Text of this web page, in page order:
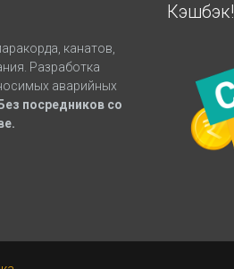
канатов,
Разработка
аварийных
Без посредников со
Кэшбэк!